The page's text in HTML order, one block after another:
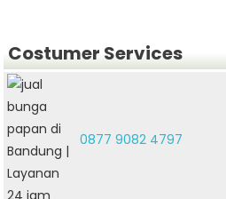
Costumer Services
0877 9082 4797